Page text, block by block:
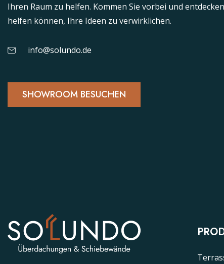
Ihren Raum zu helfen. Kommen Sie vorbei und
helfen können, Ihre Ideen zu verwirklichen.
info@solundo.de
SHOWROOM BESUCHEN